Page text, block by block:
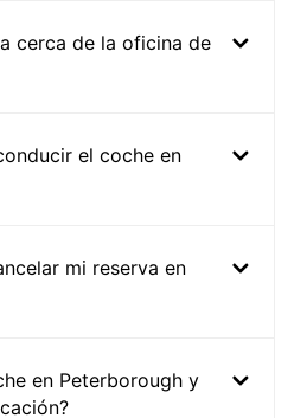
cerca de la oficina de
el coche en
mi reserva en
en Peterborough y